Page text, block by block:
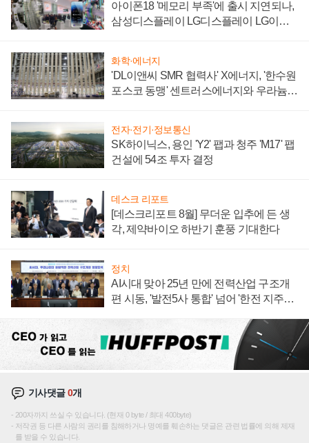
아이폰18 '메모리 부족'에 출시 지연되나,
삼성디스플레이 LG디스플레이 LG이노
화학·에너지
'DL이앤씨 SMR 협력사' X에너지, '한수원
포스코 동맹' 센트러스에너지와 우라늄
전자·전기·정보통신
SK하이닉스, 용인 'Y2' 팹과 청주 'M17' 팹
건설에 54조 투자 결정
데스크 리포트
[데스크리포트 8월] 무더운 입추에 든 생
각, 제약바이오 하반기 훈풍 기대한다
정치
AI시대 맞아 25년 만에 전력산업 구조개
편 시동, '발전5사 통합' 넘어 '한전 지주사'
기사댓글0개
200자까지 쓰실 수 있습니다. (현재 0 byte / 최대 400byte)
저작권 등 다른 사람의 권리를 침해하거나 명예를 훼손하는 댓글은 관련 법률에 의해 제재
를 받을 수 있습니다.